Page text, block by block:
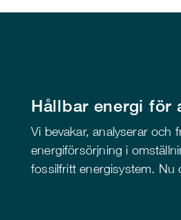
Hållbar energi för
Vi bevakar, analyserar och
energiförsörjning i
fossilfritt energisystem. Nu